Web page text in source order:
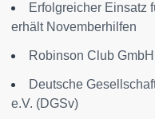
Erfolgreicher Einsatz
erhält Novemberhilfen
Robinson Club GmbH
Deutsche
e.V. (DGSv)